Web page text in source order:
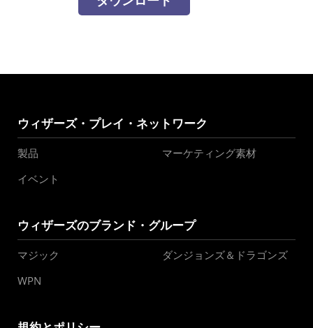
ウィザーズ・プレイ・ネットワーク
製品
マーケティング素材
イベント
ウィザーズのブランド・グループ
マジック
ダンジョンズ＆ドラゴンズ
WPN